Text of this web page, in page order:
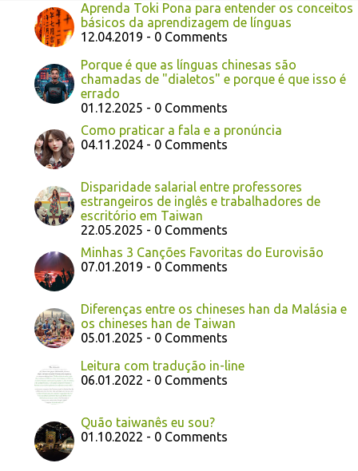
Aprenda Toki Pona para entender os conceitos
básicos da aprendizagem de línguas
12.04.2019 - 0 Comments
Porque é que as línguas chinesas são
chamadas de "dialetos" e porque é que isso é
errado
01.12.2025 - 0 Comments
Como praticar a fala e a pronúncia
04.11.2024 - 0 Comments
Disparidade salarial entre professores
estrangeiros de inglês e trabalhadores de
escritório em Taiwan
22.05.2025 - 0 Comments
Minhas 3 Canções Favoritas do Eurovisão
07.01.2019 - 0 Comments
Diferenças entre os chineses han da Malásia e
os chineses han de Taiwan
05.01.2025 - 0 Comments
Leitura com tradução in-line
06.01.2022 - 0 Comments
Quão taiwanês eu sou?
01.10.2022 - 0 Comments